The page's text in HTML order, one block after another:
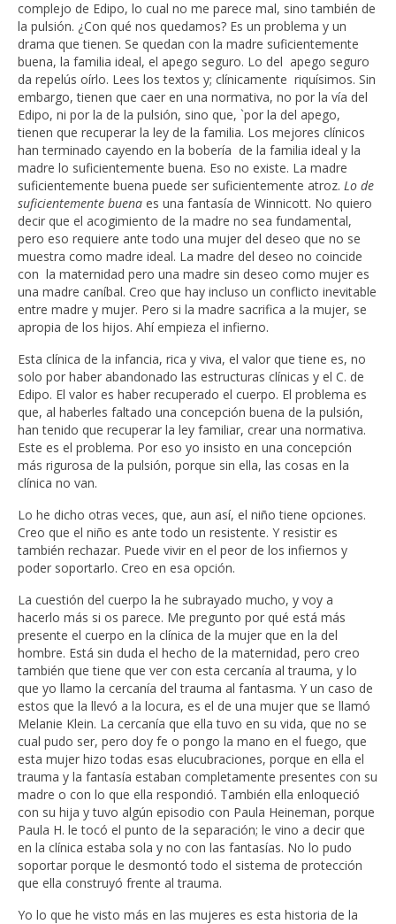
complejo de Edipo, lo cual no me parece mal, sino también de
la pulsión. ¿Con qué nos quedamos? Es un problema y un
drama que tienen. Se quedan con la madre suficientemente
buena, la familia ideal, el apego seguro. Lo del apego seguro
da repelús oírlo. Lees los textos y; clínicamente riquísimos. Sin
embargo, tienen que caer en una normativa, no por la vía del
Edipo, ni por la de la pulsión, sino que, `por la del apego,
tienen que recuperar la ley de la familia. Los mejores clínicos
han terminado cayendo en la bobería de la familia ideal y la
madre lo suficientemente buena. Eso no existe. La madre
suficientemente buena puede ser suficientemente atroz. Lo de
suficientemente buena es una fantasía de Winnicott. No quiero
decir que el acogimiento de la madre no sea fundamental,
pero eso requiere ante todo una mujer del deseo que no se
muestra como madre ideal. La madre del deseo no coincide
con la maternidad pero una madre sin deseo como mujer es
una madre caníbal. Creo que hay incluso un conflicto inevitable
entre madre y mujer. Pero si la madre sacrifica a la mujer, se
apropia de los hijos. Ahí empieza el infierno.
Esta clínica de la infancia, rica y viva, el valor que tiene es, no
solo por haber abandonado las estructuras clínicas y el C. de
Edipo. El valor es haber recuperado el cuerpo. El problema es
que, al haberles faltado una concepción buena de la pulsión,
han tenido que recuperar la ley familiar, crear una normativa.
Este es el problema. Por eso yo insisto en una concepción
más rigurosa de la pulsión, porque sin ella, las cosas en la
clínica no van.
Lo he dicho otras veces, que, aun así, el niño tiene opciones.
Creo que el niño es ante todo un resistente. Y resistir es
también rechazar. Puede vivir en el peor de los infiernos y
poder soportarlo. Creo en esa opción.
La cuestión del cuerpo la he subrayado mucho, y voy a
hacerlo más si os parece. Me pregunto por qué está más
presente el cuerpo en la clínica de la mujer que en la del
hombre. Está sin duda el hecho de la maternidad, pero creo
también que tiene que ver con esta cercanía al trauma, y lo
que yo llamo la cercanía del trauma al fantasma. Y un caso de
estos que la llevó a la locura, es el de una mujer que se llamó
Melanie Klein. La cercanía que ella tuvo en su vida, que no se
cual pudo ser, pero doy fe o pongo la mano en el fuego, que
esta mujer hizo todas esas elucubraciones, porque en ella el
trauma y la fantasía estaban completamente presentes con su
madre o con lo que ella respondió. También ella enloqueció
con su hija y tuvo algún episodio con Paula Heineman, porque
Paula H. le tocó el punto de la separación; le vino a decir que
en la clínica estaba sola y no con las fantasías. No lo pudo
soportar porque le desmontó todo el sistema de protección
que ella construyó frente al trauma.
Yo lo que he visto más en las mujeres es esta historia de la